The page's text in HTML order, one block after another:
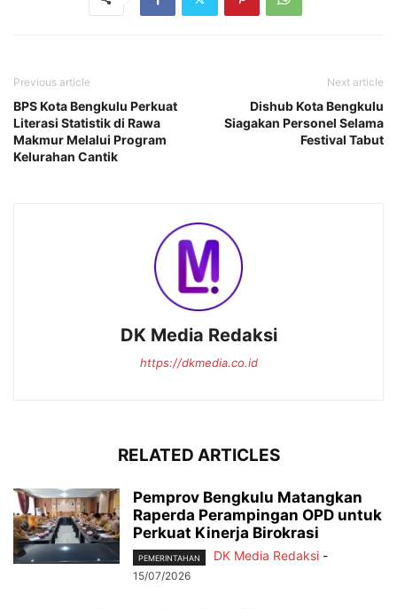
Previous article
BPS Kota Bengkulu Perkuat
Literasi Statistik di Rawa
Makmur Melalui Program
Kelurahan Cantik
Next article
Dishub Kota Bengkulu
Siagakan Personel Selama
Festival Tabut
DK Media Redaksi
https://dkmedia.co.id
RELATED ARTICLES
Pemprov Bengkulu Matangkan
Raperda Perampingan OPD untuk
Perkuat Kinerja Birokrasi
PEMERINTAHAN DK Media Redaksi -
15/07/2026